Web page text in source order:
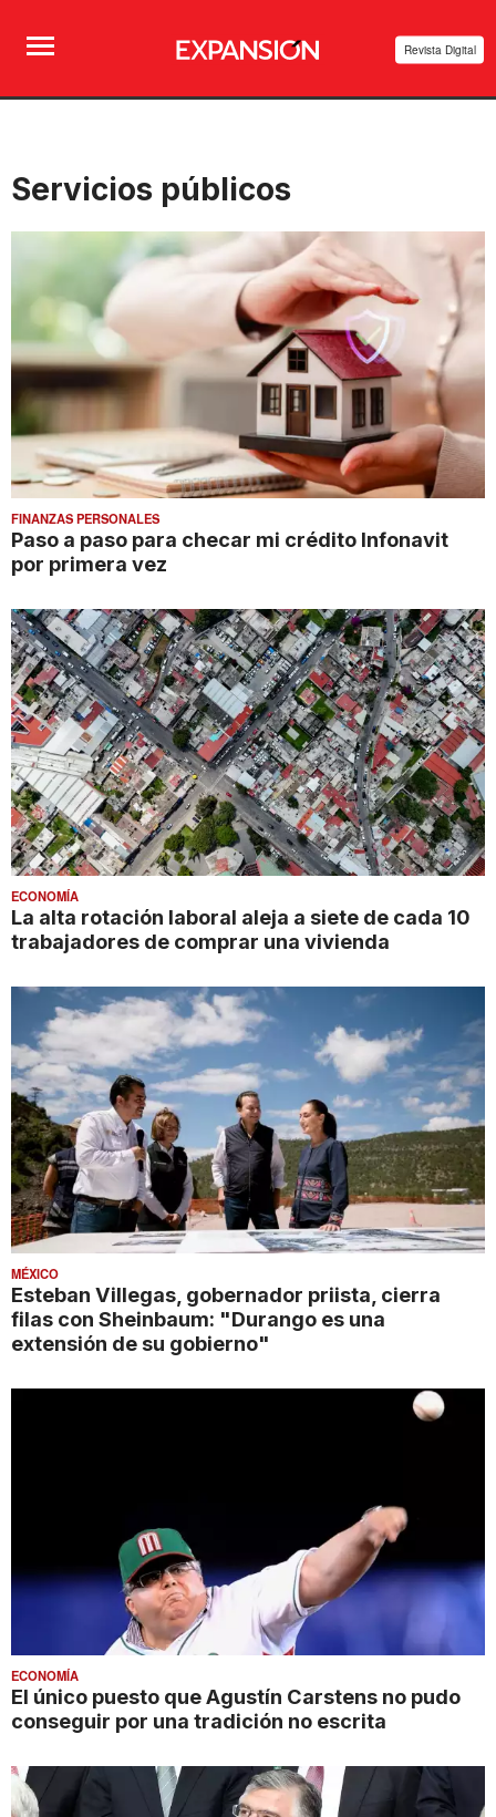
Revista Digital
Servicios públicos
FINANZAS PERSONALES
Paso a paso para checar mi crédito Infonavit
por primera vez
ECONOMÍA
La alta rotación laboral aleja a siete de cada 10
trabajadores de comprar una vivienda
MÉXICO
Esteban Villegas, gobernador priista, cierra
filas con Sheinbaum: "Durango es una
extensión de su gobierno"
ECONOMÍA
El único puesto que Agustín Carstens no pudo
conseguir por una tradición no escrita